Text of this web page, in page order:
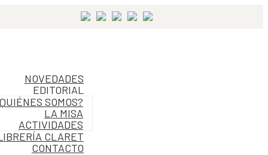
NOVEDADES
EDITORIAL
SOMOS?
LA MISA
ACTIVIDADES
CLARET
CONTACTO